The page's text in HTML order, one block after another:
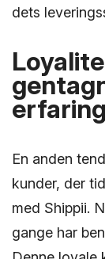
dets
En anden
kunder, der
med Shippii.
gange har